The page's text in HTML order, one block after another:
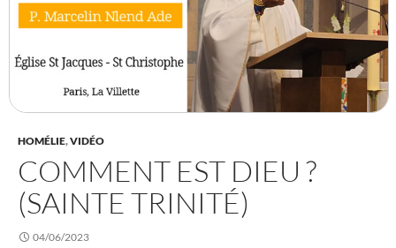
HOMÉLIE,VIDÉO
COMMENT EST DIEU ?
(SAINTE TRINITÉ)
04/06/2023